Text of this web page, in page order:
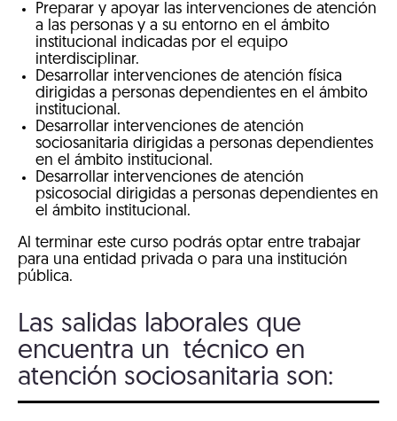
Preparar y apoyar las intervenciones de atención
a las personas y a su entorno en el ámbito
institucional indicadas por el equipo
interdisciplinar.
Desarrollar intervenciones de atención física
dirigidas a personas dependientes en el ámbito
institucional.
Desarrollar intervenciones de atención
sociosanitaria dirigidas a personas dependientes
en el ámbito institucional.
Desarrollar intervenciones de atención
psicosocial dirigidas a personas dependientes en
el ámbito institucional.
Al terminar este curso podrás optar entre trabajar
para una entidad privada o para una institución
pública.
Las salidas laborales que
encuentra un técnico en
atención sociosanitaria son: